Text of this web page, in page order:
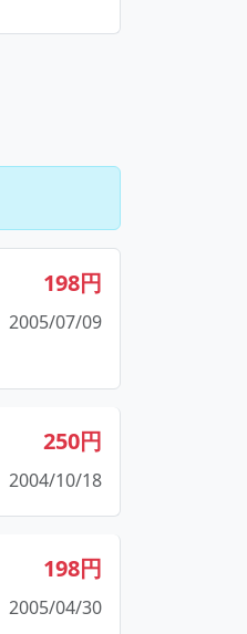
198円
2005/07/09
250円
2004/10/18
198円
2005/04/30